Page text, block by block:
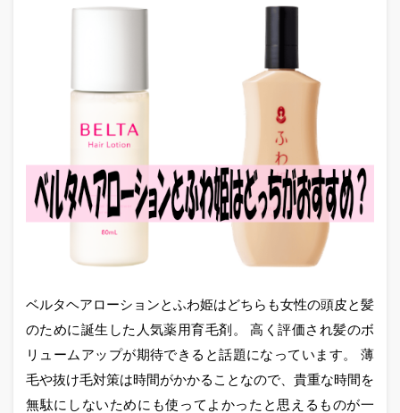
ベルタヘアローションとふわ姫はどちらも女性の頭皮と髪
のために誕生した人気薬用育毛剤。 高く評価され髪のボ
リュームアップが期待できると話題になっています。 薄
毛や抜け毛対策は時間がかかることなので、貴重な時間を
無駄にしないためにも使ってよかったと思えるものが一